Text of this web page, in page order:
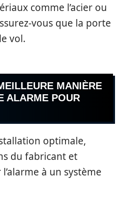
comme l’acier ou
vous que la porte
vol.
MANIÈRE
ALARME POUR
optimale,
du fabricant et
à un système